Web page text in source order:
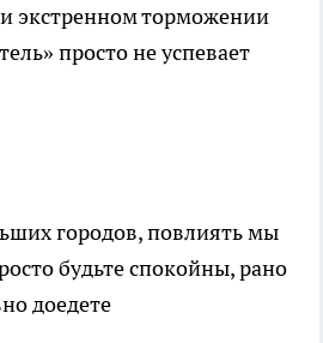
экстренном торможении
просто не успевает
городов, повлиять мы
будьте спокойны, рано
доедете